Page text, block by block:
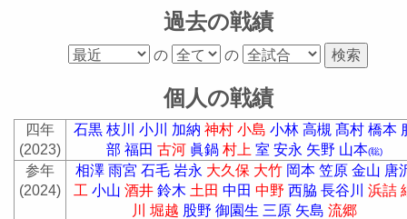
過去の戦績
の の
個人の戦績
四年
(2023)
石黒 枝川 小川 加納 神村 小島 小林 高槻 髙村 橋本
部 福田 古河 眞鍋 村上 室 安永 矢野 山本(聡)
参年
(2024)
相澤 雨宮 石毛 岩永 大久保 大竹 岡本 笠原 金山 唐
工 小山 酒井 鈴木 土田 中田 中野 西脇 長谷川 浜詰
川 堀越 股野 御園生 三原 矢島 流郷